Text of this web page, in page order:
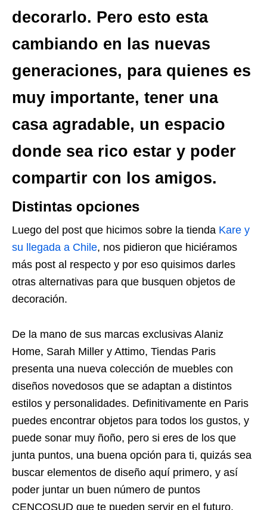
decorarlo. Pero esto esta
cambiando en las nuevas
generaciones, para quienes es
muy importante, tener una
casa agradable, un espacio
donde sea rico estar y poder
compartir con los amigos.
Distintas opciones
Luego del post que hicimos sobre la tienda Kare y
su llegada a Chile, nos pidieron que hiciéramos
más post al respecto y por eso quisimos darles
otras alternativas para que busquen objetos de
decoración.
De la mano de sus marcas exclusivas Alaniz
Home, Sarah Miller y Attimo, Tiendas Paris
presenta una nueva colección de muebles con
diseños novedosos que se adaptan a distintos
estilos y personalidades. Definitivamente en Paris
puedes encontrar objetos para todos los gustos, y
puede sonar muy ñoño, pero si eres de los que
junta puntos, una buena opción para ti, quizás sea
buscar elementos de diseño aquí primero, y así
poder juntar un buen número de puntos
CENCOSUD que te pueden servir en el futuro.